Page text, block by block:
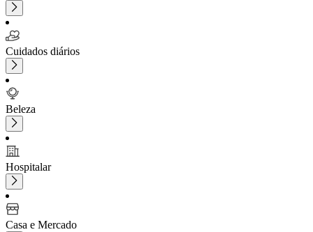
Cuidados diários
Beleza
Hospitalar
Casa e Mercado